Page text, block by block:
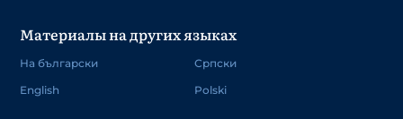
Материалы на других языках
На български
English
Српски
Polski